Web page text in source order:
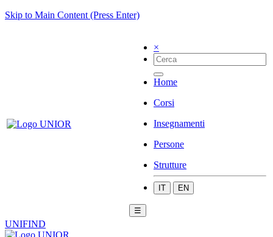
Skip to Main Content (Press Enter)
×
Home
Corsi
Insegnamenti
Persone
Strutture
IT EN
☰
UNIFIND